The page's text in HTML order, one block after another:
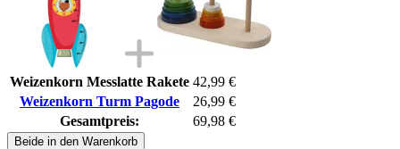
Weizenkorn Messlatte Rakete 42,99 €
Weizenkorn Turm Pagode
26,99 €
Gesamtpreis:
69,98 €
Beide in den Warenkorb